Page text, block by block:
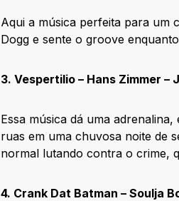
Aqui a música perfeita para um
Dogg e sente o groove
3. Vespertilio – Hans Zimmer –
Essa música dá uma
ruas em uma chuvosa noite de
normal lutando contra o crime,
4. Crank Dat Batman – Soulja